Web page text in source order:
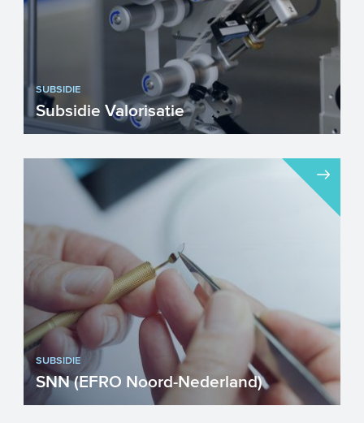
SUBSIDIE
Subsidie Valorisatie
Mkb’ers in Noord-Nederland opgelet! De
subsidieregeling Valorisatie biedt
subsidie voor innovatiev...
SUBSIDIE
SNN (EFRO Noord-Nederland)